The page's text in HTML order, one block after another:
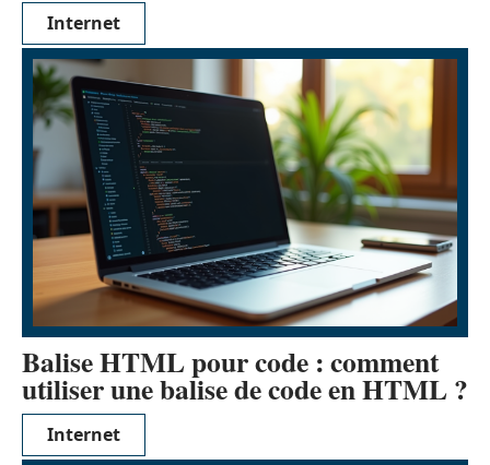
Internet
Balise HTML pour code : comment
utiliser une balise de code en HTML ?
Internet